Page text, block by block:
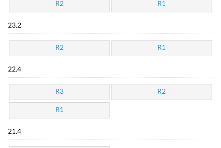
R2 R1
23.2
R2 R1
22.4
R3 R2
R1
21.4